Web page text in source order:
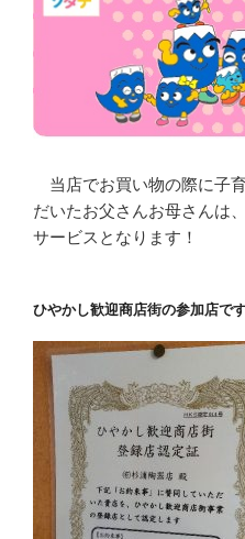
当店でお買い物の際に子
だいたお父さんお母さんは
サービスとなります！
ひやかし歓迎商店街の参加店で